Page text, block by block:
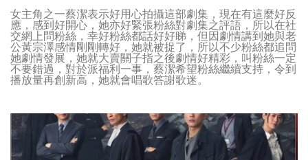
女主角之一蔡潔表示好用心拍攝這部劇集，現在有這麼好反
應，感到好開心，她亦好緊張粉絲對劇集之評語，所以在社
交網上問粉絲，幸好粉絲都話好好睇，但因劇情講到她與老
公黃宗澤感情剛剛轉好，她就被捉了，所以不少粉絲都追問
她劇情發展，她就大賣關子指之後劇情好精彩，叫粉絲一定
不要錯過，對於派福利一事，蔡潔希望粉絲繼續支持，令到
播放量再創新高，她就會唱歌答謝歌迷。